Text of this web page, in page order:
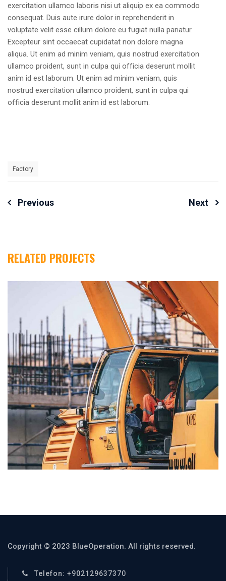
exercitation ullamco laboris nisi ut aliquip ex ea commodo
consequat. Duis aute irure dolor in reprehenderit in
voluptate velit esse cillum dolore eu fugiat nulla pariatur.
Excepteur sint occaecat cupidatat non dolore magna
aliqua. Ut enim ad minim veniam, quis nostrud exercitation
ullamco proident, sunt in culpa qui officia deserunt mollit
anim id est laborum. Ut enim ad minim veniam, quis
nostrud exercitation ullamco proident, sunt in culpa qui
officia deserunt mollit anim id est laborum.
Factory
YazıPrevious Next
RELATED PROJECTS
Copyright © 2023 BlueOperation. All rights reserved.
Telefon: +902129637370